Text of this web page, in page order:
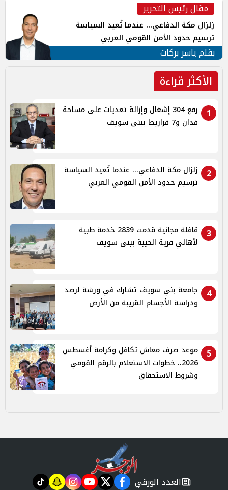
مقال رئيس التحرير
زلزال مكة الدفاعي... عندما تُعيد السياسة
ترسيم حدود الأمن القومي العربي
بقلم ياسر بركات
الأكثر قراءة
1
رفع 304 إشغال وإزالة تعديات على مساحة
فدان و7 قراريط ببنى سويف
2
زلزال مكة الدفاعي... عندما تُعيد السياسة
ترسيم حدود الأمن القومي العربي
3
قافلة مجانية قدمت 2839 خدمة طبية
لأهالي قرية الحيبة ببنى سويف
4
جامعة بني سويف تشارك في ورشة لرصد
ودراسة الأجسام القريبة من الأرض
5
موعد صرف معاش تكافل وكرامة أغسطس
2026.. خطوات الاستعلام بالرقم القومي
وشروط الاستحقاق
newspaper
العدد الورقي facebook
twitter
youtube
instagram
snapchat
tiktok